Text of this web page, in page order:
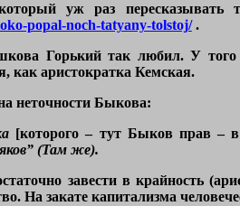
уж раз пересказывать
popal-noch-tatyany-tolstoj/.
Горький так любил. У
как аристократка Кемская.
неточности Быкова:
[которого – тут Быков прав –
(Там же).
завести в крайность
На закате капитализма